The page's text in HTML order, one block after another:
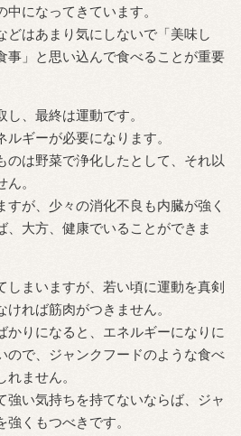
になってきています。
どはあまり気にしないで「美味し
事」と思い込んで食べることが重要
、最終は運動です。
ギーが必要になります。
のは野菜で浄化したとして、それ以
。
すが、少々の消化不良も内臓が強く
、大方、健康でいることができま
しまいますが、若い頃に運動を真剣
れば筋肉がつきません。
かりになると、エネルギーになりに
ので、ジャンクフードのような食べ
ません。
強い気持ちを持てないならば、ジャ
くもつべきです。